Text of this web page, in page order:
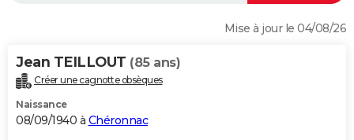
Alimentation
Guide de la santé
Maladies
Médicaments
Sommeil
VOYAGE
Destinations
City break
Voyage nature
Voyage de noces
Forum
Climat
+PHOTO
GUIDES D'ACHAT
Mise à jour le 04/08/26
Jean TEILLOUT (85 ans)
Créer une cagnotte obsèques
Naissance
08/09/1940 à Chéronnac